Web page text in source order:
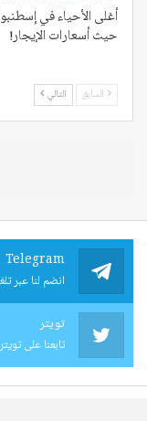
أغلى الأحياء في
حيث أسعارات الإيجار!
السابق التالي
Telegram
انضم لنا عبر
تويتر
تابعنا على تويتر